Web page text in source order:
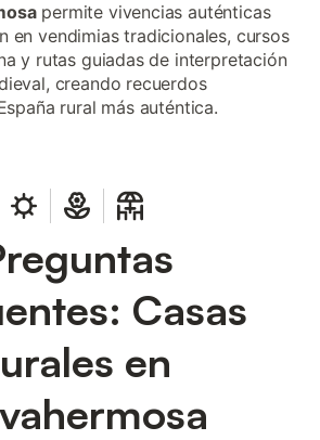
permite vivencias auténticas
en vendimias tradicionales, cursos
y rutas guiadas de interpretación
creando recuerdos
rural más auténtica.
Casas
en